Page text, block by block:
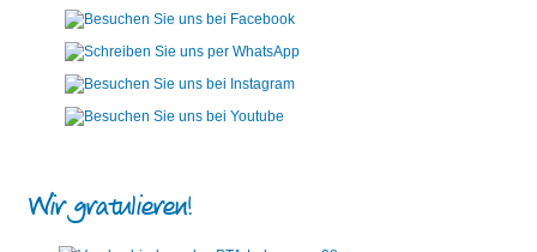
Wir gratulieren!